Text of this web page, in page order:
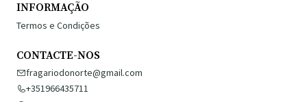
INFORMAÇÃO
Termos e Condições
CONTACTE-NOS
fragariodonorte@gmail.com
+351966435711